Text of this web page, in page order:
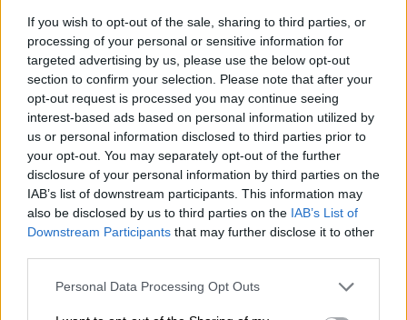
If you wish to opt-out of the sale, sharing to third parties, or
processing of your personal or sensitive information for
targeted advertising by us, please use the below opt-out
section to confirm your selection. Please note that after your
opt-out request is processed you may continue seeing
interest-based ads based on personal information utilized by
us or personal information disclosed to third parties prior to
your opt-out. You may separately opt-out of the further
disclosure of your personal information by third parties on the
IAB’s list of downstream participants. This information may
also be disclosed by us to third parties on the IAB’s List of
Downstream Participants that may further disclose it to other
Personal Data Processing Opt Outs
Στο Anilio Park Festival οι συναυλίες είναι
μόνο η αφορμή!
06/08/2026 , 19:44
Το «γονίδιο του Ηρακλή»: Από τα μωρά με
υπερφυσική δύναμη στη νέα ελπίδα για
εκατομμύρια ανθρώπους